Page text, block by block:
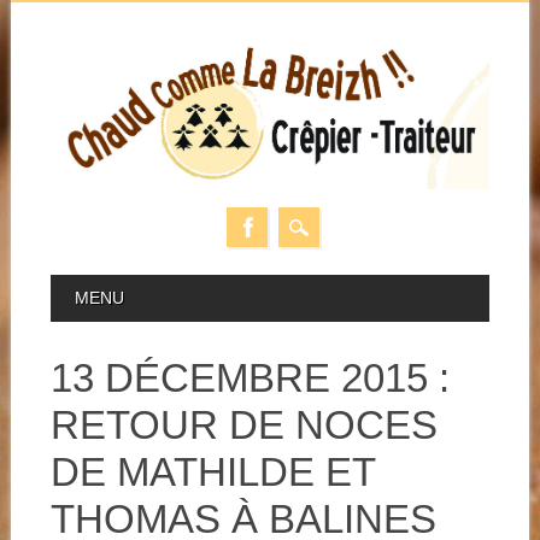
MAIN MENU
MENU
13 DÉCEMBRE 2015 :
RETOUR DE NOCES
DE MATHILDE ET
THOMAS À BALINES